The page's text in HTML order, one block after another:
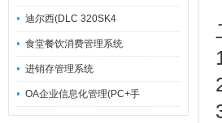
迪尔西(DLC 320SK4
食堂餐饮消费管理系统
进销存管理系统
OA企业信息化管理(PC+手